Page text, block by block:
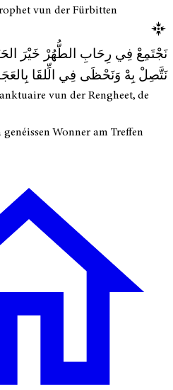
vun der Fürbitten
نَجْتَمِعْ فِي رِحَابِ الطُّهُرْ خَيْرَ
نَتَّصِلْ بِهْ وَنَحْظَى فِي الِّلقَا
vun der Rengheet, de
Wonner am Treffen